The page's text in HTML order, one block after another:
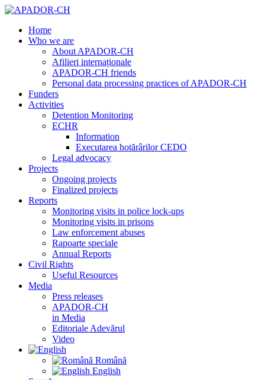
Home
Who we are
About APADOR-CH
Afilieri internaționale
APADOR-CH friends
Personal data processing practices of APADOR-CH
Funders
Activities
Detention Monitoring
ECHR
Information
Executarea hotărârilor CEDO
Legal advocacy
Projects
Ongoing projects
Finalized projects
Reports
Monitoring visits in police lock-ups
Monitoring visits in prisons
Law enforcement abuses
Rapoarte speciale
Annual Reports
Civil Rights
Useful Resources
Media
Press releases
APADOR-CH
in Media
Editoriale Adevărul
Video
Română
English